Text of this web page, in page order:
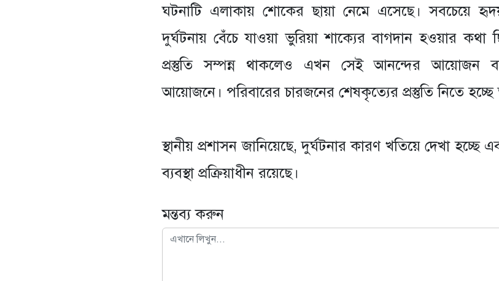
‎ঘটনাটি এলাকায় শোকের ছায়া নেমে এসেছে। সবচেয়ে
দুর্ঘটনায় বেঁচে যাওয়া ভুরিয়া শাক্যের বাগদান হওয়ার
প্রস্তুতি সম্পন্ন থাকলেও এখন সেই আনন্দের আয়োজন
আয়োজনে। পরিবারের চারজনের শেষকৃত্যের প্রস্তুতি নিতে হচ্ছে
‎স্থানীয় প্রশাসন জানিয়েছে, দুর্ঘটনার কারণ খতিয়ে দেখা
ব্যবস্থা প্রক্রিয়াধীন রয়েছে।
মন্তব্য করুন